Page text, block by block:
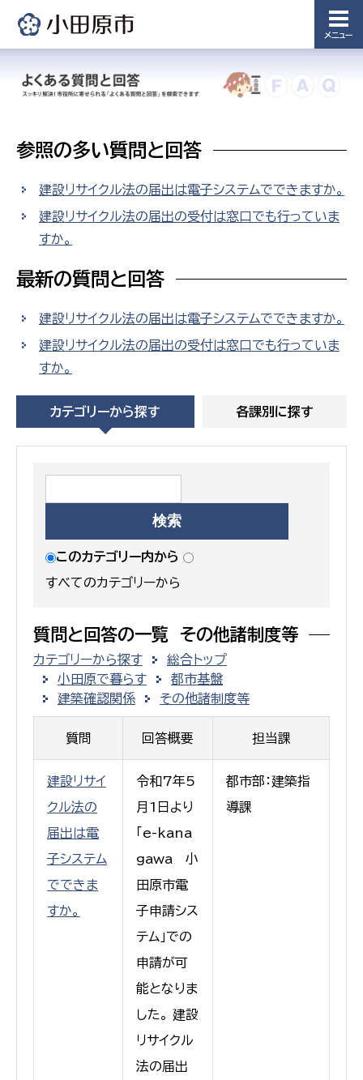
メニュー
参照の多い質問と回答
建設リサイクル法の届出は電子システムでできますか。
建設リサイクル法の届出の受付は窓口でも行っていま
すか。
最新の質問と回答
建設リサイクル法の届出は電子システムでできますか。
建設リサイクル法の届出の受付は窓口でも行っていま
すか。
カテゴリーから探す 各課別に探す
このカテゴリー内から
すべてのカテゴリーから
質問と回答の一覧 その他諸制度等
カテゴリーから探す
総合トップ
小田原で暮らす
都市基盤
建築確認関係
その他諸制度等
質問 回答概要 担当課
建設リサイ
クル法の
届出は電
子システム
でできま
すか。
令和7年5
月1日より
「e-kana
gawa 小
田原市電
子申請シス
テム」での
申請が可
能となりま
した。 建設
リサイクル
法の届出
都市部：建築指
導課